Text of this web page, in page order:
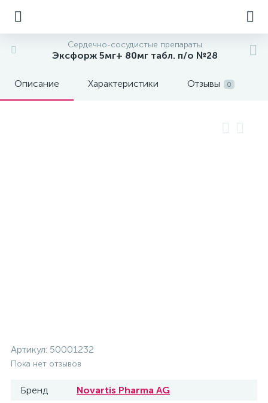
Сердечно-сосудистые препараты
Эксфорж 5мг+ 80мг табл. п/о №28
Описание Характеристики Отзывы 0
Артикул: 50001232
Пока нет отзывов
Бренд Novartis Pharma AG